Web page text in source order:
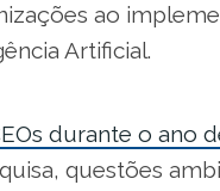
ao
Artificial.
durante o ano
questões